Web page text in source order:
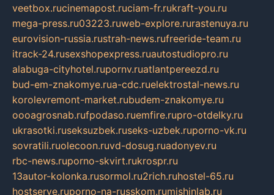
veetbox.rucinemapost.ruciam-fr.rukraft-you.ru
mega-press.ru03223.ruweb-explore.rurastenuya.ru
eurovision-russia.rustrah-news.rufreeride-team.ru
itrack-24.rusexshopexpress.ruautostudiopro.ru
alabuga-cityhotel.rupornv.ruatlantpereezd.ru
bud-em-znakomye.rua-cdc.ruelektrostal-news.ru
korolevremont-market.rubudem-znakomye.ru
oooagrosnab.rufpodaso.ruemfire.rupro-otdelky.ru
ukrasotki.ruseksuzbek.ruseks-uzbek.ruporno-vk.ru
sovratili.ruolecoon.ruvd-dosug.ruadonyev.ru
rbc-news.ruporno-skvirt.rukrospr.ru
13autor-kolonka.rusormol.ru2rich.ruhostel-65.ru
hostserve.ruporno-na-russkom.rumishinlab.ru